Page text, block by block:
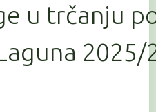
u trčanju
2025/